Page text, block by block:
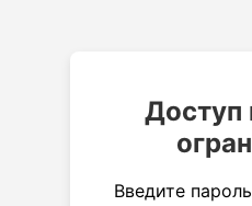
Доступ
Введите